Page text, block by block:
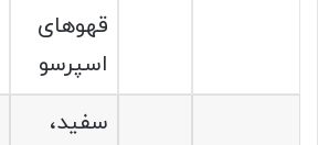
قهوهای
اسپرسو
سفید،